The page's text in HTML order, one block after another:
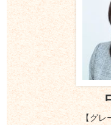
【グレ